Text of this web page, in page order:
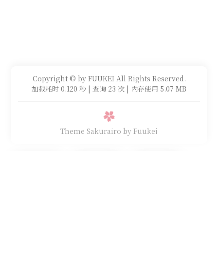
Copyright © by FUUKEI All Rights Reserved.
加载耗时 0.120 秒 | 查询 23 次 | 内存使用 5.07 MB
Theme Sakurairo by Fuukei